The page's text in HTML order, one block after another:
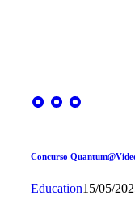
Concurso
Education15/05/